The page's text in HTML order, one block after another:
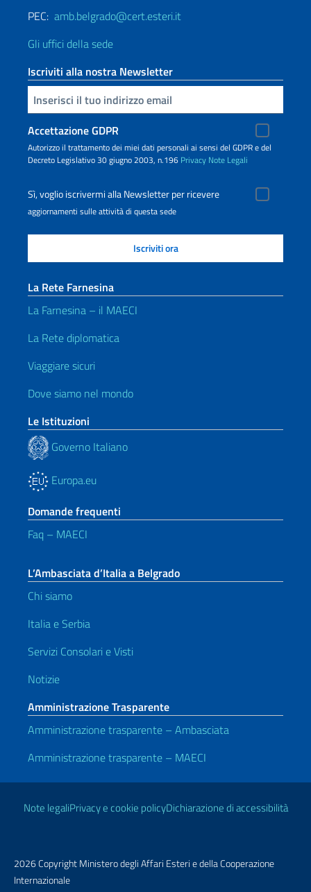
PEC: amb.belgrado@cert.esteri.it
Gli uffici della sede
Iscriviti alla nostra Newsletter
Inserisci la tua email
Accettazione GDPR
Autorizzo il trattamento dei miei dati personali ai sensi del GDPR e del
Decreto Legislativo 30 giugno 2003, n.196 Privacy Note Legali
Sì, voglio iscrivermi alla Newsletter per ricevere
aggiornamenti sulle attività di questa sede
La Rete Farnesina
La Farnesina – il MAECI
La Rete diplomatica
Viaggiare sicuri
Dove siamo nel mondo
Le Istituzioni
Governo Italiano
Europa.eu
Domande frequenti
Faq – MAECI
L’Ambasciata d’Italia a Belgrado
Chi siamo
Italia e Serbia
Servizi Consolari e Visti
Notizie
Amministrazione Trasparente
Amministrazione trasparente – Ambasciata
Amministrazione trasparente – MAECI
Link Utili
Note legaliPrivacy e cookie policyDichiarazione di accessibilità
2026 Copyright Ministero degli Affari Esteri e della Cooperazione
Internazionale